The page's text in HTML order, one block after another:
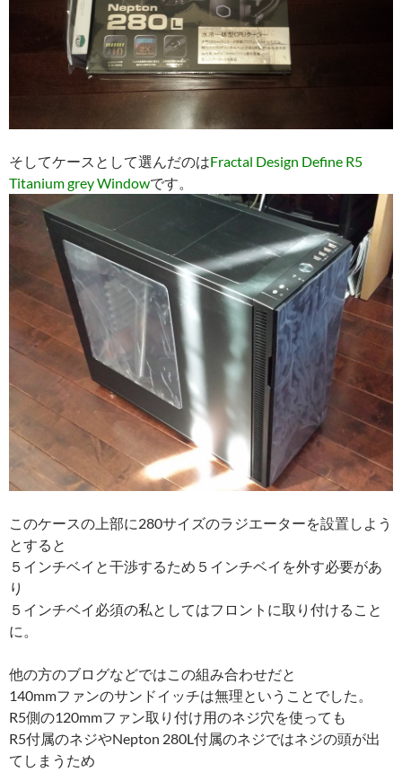
そしてケースとして選んだのはFractal Design Define R5
Titanium grey Windowです。
このケースの上部に280サイズのラジエーターを設置しよう
とすると
５インチベイと干渉するため５インチベイを外す必要があ
り
５インチベイ必須の私としてはフロントに取り付けること
に。
他の方のブログなどではこの組み合わせだと
140mmファンのサンドイッチは無理ということでした。
R5側の120mmファン取り付け用のネジ穴を使っても
R5付属のネジやNepton 280L付属のネジではネジの頭が出
てしまうため